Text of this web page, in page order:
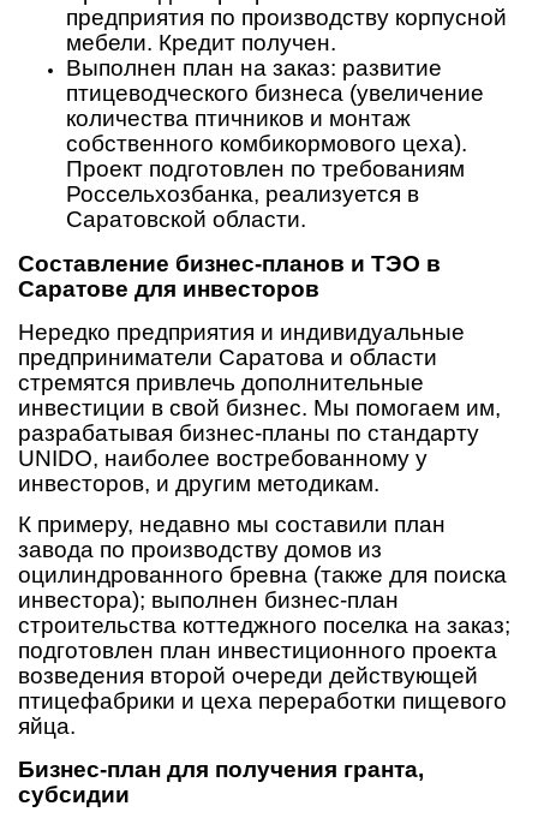
предприятия по производству корпусной
мебели. Кредит получен.
Выполнен план на заказ: развитие
птицеводческого бизнеса (увеличение
количества птичников и монтаж
собственного комбикормового цеха).
Проект подготовлен по требованиям
Россельхозбанка, реализуется в
Саратовской области.
Составление бизнес-планов и ТЭО в
Саратове для инвесторов
Нередко предприятия и индивидуальные
предприниматели Саратова и области
стремятся привлечь дополнительные
инвестиции в свой бизнес. Мы помогаем им,
разрабатывая бизнес-планы по стандарту
UNIDO, наиболее востребованному у
инвесторов, и другим методикам.
К примеру, недавно мы составили план
завода по производству домов из
оцилиндрованного бревна (также для поиска
инвестора); выполнен бизнес-план
строительства коттеджного поселка на заказ;
подготовлен план инвестиционного проекта
возведения второй очереди действующей
птицефабрики и цеха переработки пищевого
яйца.
Бизнес-план для получения гранта,
субсидии